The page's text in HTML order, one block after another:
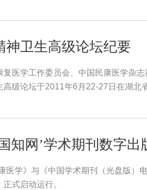
神卫生高级论坛纪要
复医学工作委员会、中国民康医学杂
高级论坛于2011年6月22-27日在湖北
知网’学术期刊数字出
医学》与《中国学术期刊（光盘版）
式启动运行。